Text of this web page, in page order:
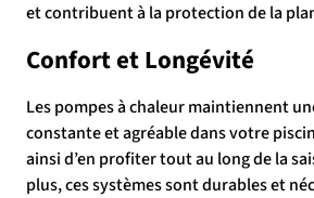
et contribuent à la protection de la
Confort et Longévité
Les pompes à chaleur maintiennent
constante et agréable dans votre
ainsi d’en profiter tout au long de la
plus, ces systèmes sont durables et